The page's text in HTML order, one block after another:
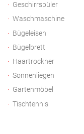
Geschirrspüler
Waschmaschine
Bügeleisen
Bügelbrett
Haartrockner
Sonnenliegen
Gartenmöbel
Tischtennis